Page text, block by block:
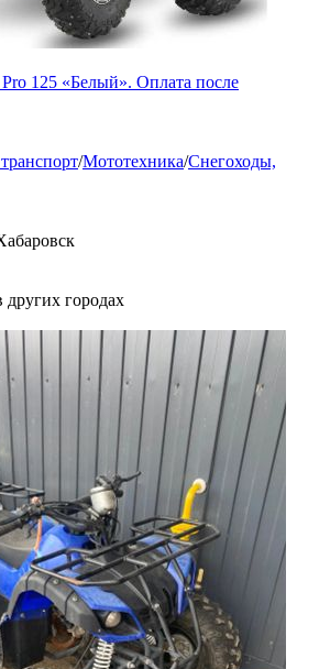
125 «Белый». Оплата после
/Мототехника/Снегоходы,
других городах